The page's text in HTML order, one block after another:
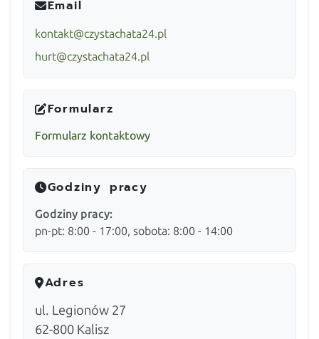
Email
kontakt@czystachata24.pl
hurt@czystachata24.pl
Formularz
Formularz kontaktowy
Godziny pracy
Godziny pracy:
pn-pt: 8:00 - 17:00, sobota: 8:00 - 14:00
Adres
ul. Legionów 27
62-800 Kalisz